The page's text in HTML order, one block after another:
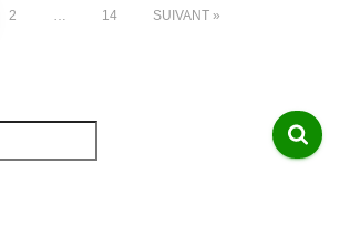
2 … 14 SUIVANT